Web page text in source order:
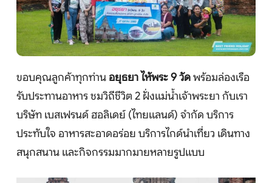
หน้าแรก
ทัวร์ต่างประเทศ
จัดกรุ๊ปต่างประเทศ
โปรไฟไหม้
ทัวร์ในประเทศ
จัดกรุ๊ปในประเทศ
ขอบคุณลูกค้าทุกท่าน อยุธยา ไห้พระ 9 วัดพร้อมล่องเรือ
รับประทานอาหาร ชมวิถีชีวิต 2 ฝั่งแม่น้ำเจ้าพระยา กับเรา
บริษัท เบสเฟรนด์ ฮอลิเดย์ (ไทยแลนด์) จำกัด บริการ
ประทับใจ อาหารสะอาดอร่อย บริการไกด์นำเที่ยว เดินทาง
สนุกสนาน และกิจกรรมมากมายหลายรูปแบบ